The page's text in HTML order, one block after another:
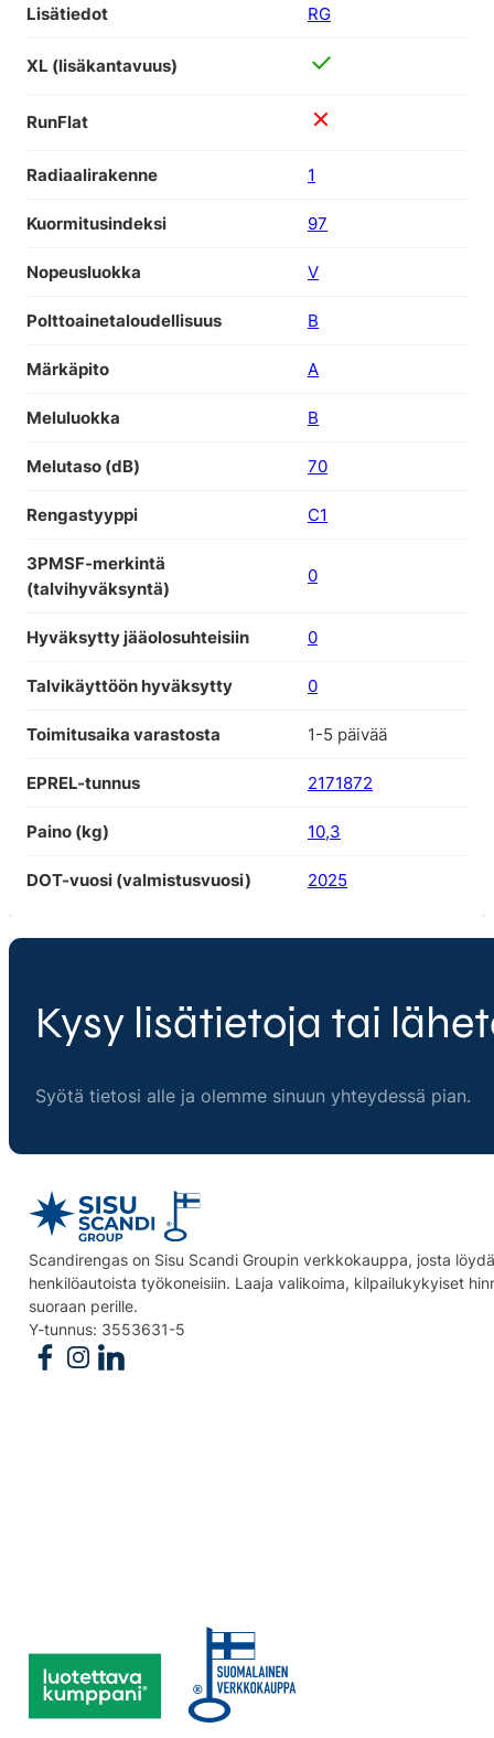
Lisätiedot RG
XL (lisäkantavuus)
RunFlat
Radiaalirakenne 1
Kuormitusindeksi 97
Nopeusluokka V
Polttoainetaloudellisuus B
Märkäpito A
Meluluokka B
Melutaso (dB) 70
Rengastyyppi C1
3PMSF-merkintä
(talvihyväksyntä)
0
Hyväksytty jääolosuhteisiin 0
Talvikäyttöön hyväksytty 0
Toimitusaika varastosta 1-5 päivää
EPREL-tunnus 2171872
Paino (kg) 10,3
DOT-vuosi (valmistusvuosi) 2025
Kysy lisätietoja tai
Syötä tietosi alle ja olemme sinuun yhteydessä pian.
Scandirengas on Sisu Scandi Groupin verkkokauppa, josta
henkilöautoista työkoneisiin. Laaja valikoima, kilpailukykyiset
suoraan perille.
Y-tunnus: 3553631-5
Follow us on Facebook
Follow us on Instagram
Follow us on Linkedin